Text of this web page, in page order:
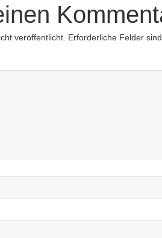
veröffentlicht. Erforderliche Felder